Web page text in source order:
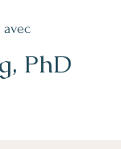
PhD